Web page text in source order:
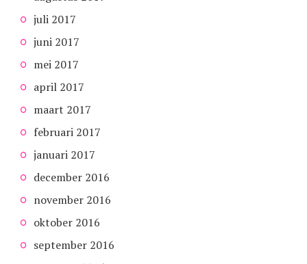
juli 2017
juni 2017
mei 2017
april 2017
maart 2017
februari 2017
januari 2017
december 2016
november 2016
oktober 2016
september 2016